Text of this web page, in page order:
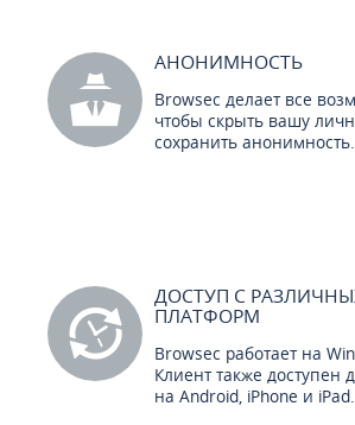
АНОНИМНОСТЬ
Browsec делает все
чтобы скрыть вашу
сохранить анонимность.
ДОСТУП С
ПЛАТФОРМ
Browsec работает на
Клиент также доступен
на Android, iPhone и iPad.